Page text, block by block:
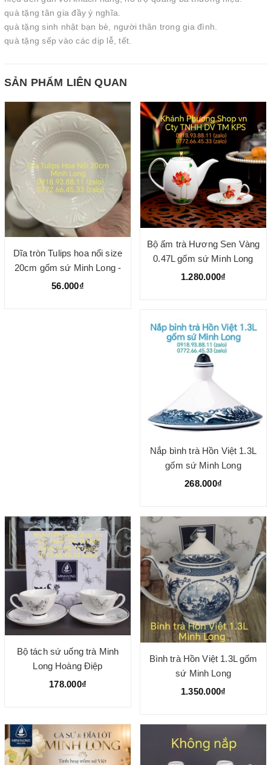
quà tặng tân gia đầy ý nghĩa.
quà tặng sinh nhật bạn bè, người thân trong gia đình.
quà tặng sếp vào các dịp lễ, tết.
SẢN PHẨM LIÊN QUAN
Dĩa tròn Tulips hoa nổi size
20cm gốm sứ Minh Long -
dĩa lòng sâu
56.000₫
Bộ ấm trà Hương Sen Vàng
0.47L gốm sứ Minh Long
1.280.000₫
Nắp bình trà Hồn Việt 1.3L
gốm sứ Minh Long
268.000₫
Bộ tách sứ uống trà Minh
Long Hoàng Điệp
178.000₫
Bình trà Hồn Việt 1.3L gốm
sứ Minh Long
1.350.000₫